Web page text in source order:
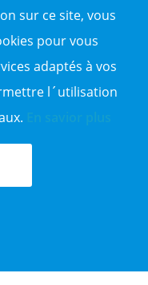
sur ce site, vous
pour vous
adaptés à vos
l´utilisation